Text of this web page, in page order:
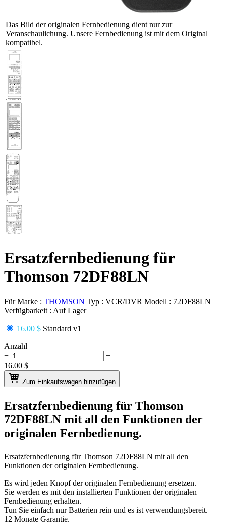
Das Bild der originalen Fernbedienung dient nur zur
Veranschaulichung. Unsere Fernbedienung ist mit dem Original
kompatibel.
Ersatzfernbedienung für
Thomson 72DF88LN
Für Marke : THOMSON Typ : VCR/DVR Modell : 72DF88LN
Verfügbarkeit : Auf Lager
16.00 $ Standard v1
Anzahl
−
+
16.00 $
Zum Einkaufswagen hinzufügen
Ersatzfernbedienung für Thomson
72DF88LN mit all den Funktionen der
originalen Fernbedienung.
Ersatzfernbedienung fürThomson 72DF88LN mit all den
Funktionen der originalen Fernbedienung.
Es wird jeden Knopf der originalen Fernbedienung ersetzen.
Sie werden es mit den installierten Funktionen der originalen
Fernbedienung erhalten.
Tun Sie einfach nur Batterien rein und es ist verwendungsbereit.
12 Monate Garantie.